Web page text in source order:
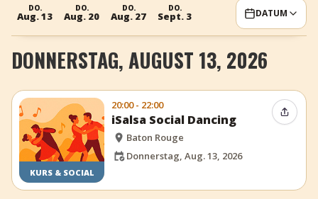
+ Event hinzufügen
DO.
Aug. 13
DO.
Aug. 20
DO.
Aug. 27
DO.
Sept. 3 DATUM
DONNERSTAG, AUGUST 13, 2026
KURS & SOCIAL
20:00 - 22:00
iSalsa Social Dancing
Baton Rouge
Donnerstag, Aug. 13, 2026
Event